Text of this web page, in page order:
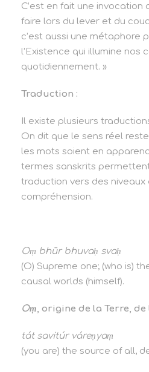
C’est en fait une invocation
faire lors du lever et du
c’est aussi une métaphore
l’Existence qui illumine nos
quotidiennement. »
Traduction :
Il existe plusieurs
On dit que le sens réel
les mots soient en
termes sanskrits
traduction vers des
compréhension.
Oṃ bhūr bhuvaḥ svaḥ
(O) Supreme one; (who is)
causal worlds (himself).
Oṃ, origine de la Terre, de
tát savitúr váreṇyaṃ
(you are) the source of all,